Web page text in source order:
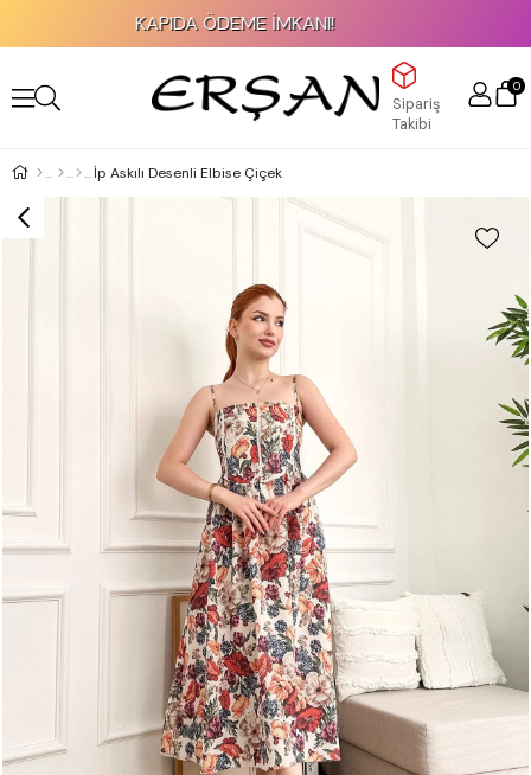
KAPIDA ÖDEME İMKANI!
Sipariş
Takibi
0
İp Askılı Desenli Elbise Çiçek